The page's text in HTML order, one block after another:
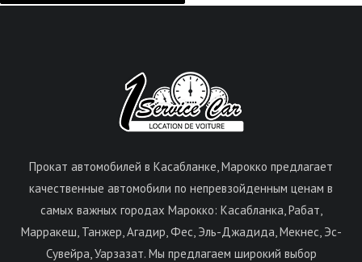
Прокат автомобилей в Касабланке, Марокко предлагает
качественные автомобили по непревзойденным ценам в
самых важных городах Марокко: Касабланка, Рабат,
Марракеш, Танжер, Агадир, Фес, Эль-Джадида, Мекнес, Эс-
Сувейра, Уарзазат. Мы предлагаем широкий выбор